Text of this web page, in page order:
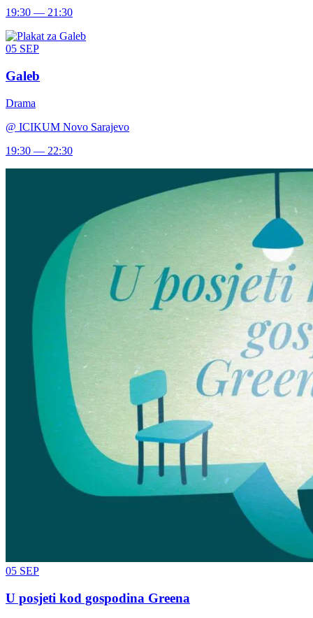
19:30 — 21:30
05 SEP
Galeb
Drama
@ ICIKUM Novo Sarajevo
19:30 — 22:30
05 SEP
U posjeti kod gospodina Greena